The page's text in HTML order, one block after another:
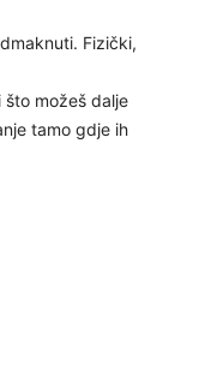
Fizički,
što možeš dalje
tamo gdje ih